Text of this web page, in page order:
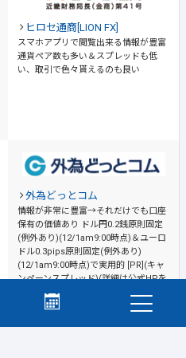
ヒロセ通商[LION FX]
スマホアプリで閲覧出来る情報が豊富
通貨ペア数も多い＆スプレッドも低
い、取引で色々貰えるのも良い
外為どっとコム
情報が非常に豊富→それだけでも口座
保有の価値あり
ドル円0.2銭原則固定
(例外あり)(12/1am9:00時点)＆ユーロ
ドル0.3pips原則固定(例外あり)
(12/1am9:00時点)で実用的 [PR](キャ
ンペーンスプレッド)(詳細は公式HPを
ご確認ください)